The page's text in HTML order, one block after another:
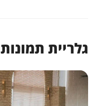
גלריית תמונות